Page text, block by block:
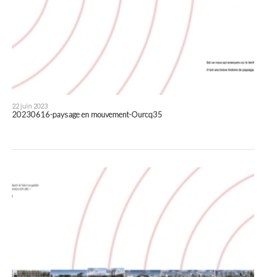
22 juin 2023
20230616-paysage en mouvement-Ourcq35